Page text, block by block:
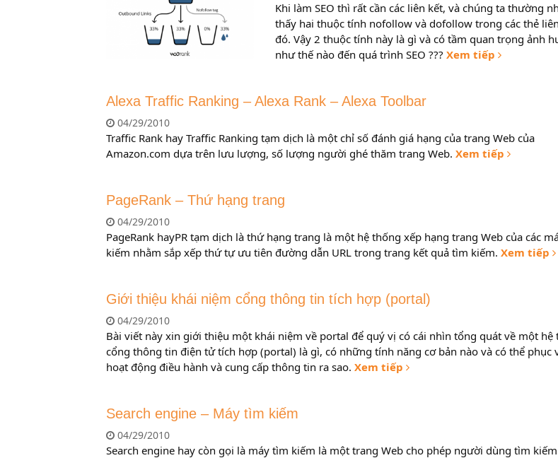
Khi làm SEO thì rất cần các liên kết, và chúng ta thường
thấy hai thuộc tính nofollow và dofollow trong các thẻ
đó. Vậy 2 thuộc tính này là gì và có tầm quan trọng ảnh
như thế nào đến quá trình SEO ??? Xem tiếp
Alexa Traffic Ranking – Alexa Rank – Alexa Toolbar
04/29/2010
Traffic Rank hay Traffic Ranking tạm dịch là một chỉ số đánh giá hạng của trang Web của
Amazon.com dựa trên lưu lượng, số lượng người ghé thăm trang Web. Xem tiếp
PageRank – Thứ hạng trang
04/29/2010
PageRank hayPR tạm dịch là thứ hạng trang là một hệ thống xếp hạng trang Web của các
kiếm nhằm sắp xếp thứ tự ưu tiên đường dẫn URL trong trang kết quả tìm kiếm. Xem tiếp
Giới thiệu khái niệm cổng thông tin tích hợp (portal)
04/29/2010
Bài viết này xin giới thiệu một khái niệm về portal để quý vị có cái nhìn tổng quát về một hệ
cổng thông tin điện tử tích hợp (portal) là gì, có những tính năng cơ bản nào và có thể phục
hoạt động điều hành và cung cấp thông tin ra sao. Xem tiếp
Search engine – Máy tìm kiếm
04/29/2010
Search engine hay còn gọi là máy tìm kiếm là một trang Web cho phép người dùng tìm